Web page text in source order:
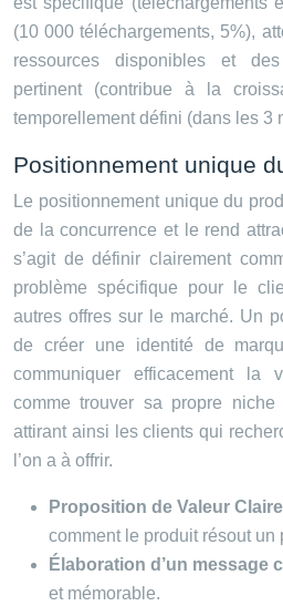
(10 000 téléchargements, 5%),
ressources disponibles et
pertinent (contribue à la
temporellement défini (dans les 3
Positionnement unique
Le positionnement unique du
de la concurrence et le rend
s’agit de définir clairement
problème spécifique pour le
autres offres sur le marché. Un
de créer une identité de
communiquer efficacement la
comme trouver sa propre
attirant ainsi les clients qui
l’on a à offrir.
Proposition de Valeur
comment le produit résout un
Élaboration d’un message
et mémorable.